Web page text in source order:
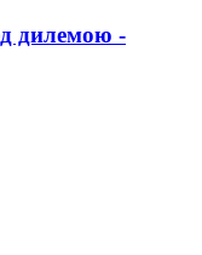
дилемою -